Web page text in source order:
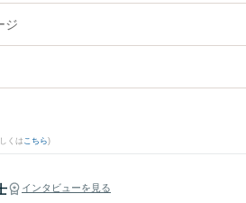
ジ
くは こちら)
インタビューを見る